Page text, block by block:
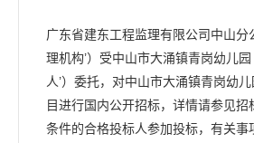
广东省建东工程监理有限公司中山分
理机构’）受中山市大涌镇青岗幼儿园
人’）委托，对中山市大涌镇青岗幼
目进行国内公开招标，详情请参见招
条件的合格投标人参加投标，有关事